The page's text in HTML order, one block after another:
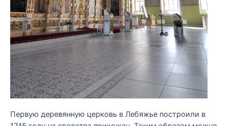
Первую деревянную церковь в Лебяжье построили в